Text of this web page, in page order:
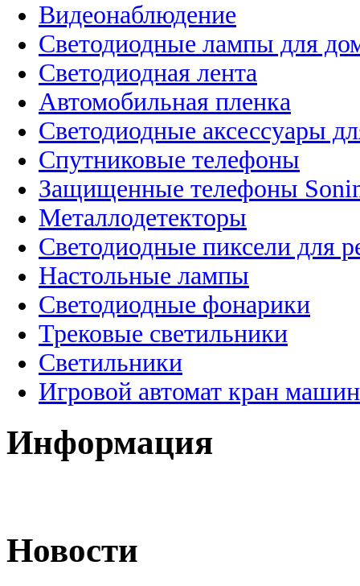
Видеонаблюдение
Светодиодные лампы для
Светодиодная лента
Автомобильная пленка
Светодиодные аксессуары
Спутниковые телефоны
Защищенные телефоны
Металлодетекторы
Светодиодные пиксели для
Настольные лампы
Светодиодные фонарики
Трековые светильники
Светильники
Игровой автомат кран
Информация
Новости